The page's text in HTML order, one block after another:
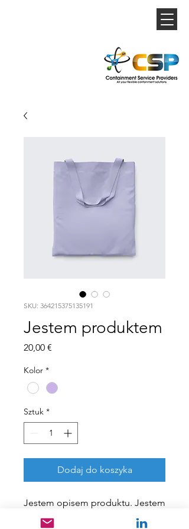
SKU: 364215375135191
Jestem produktem
20,00 €
Kolor *
Sztuk *
Dodaj do koszyka
Jestem opisem produktu. Jestem
doskonałym miejscem, aby